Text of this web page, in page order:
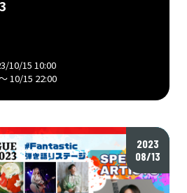
10/15 10:00
10/15 22:00
2023
08/13